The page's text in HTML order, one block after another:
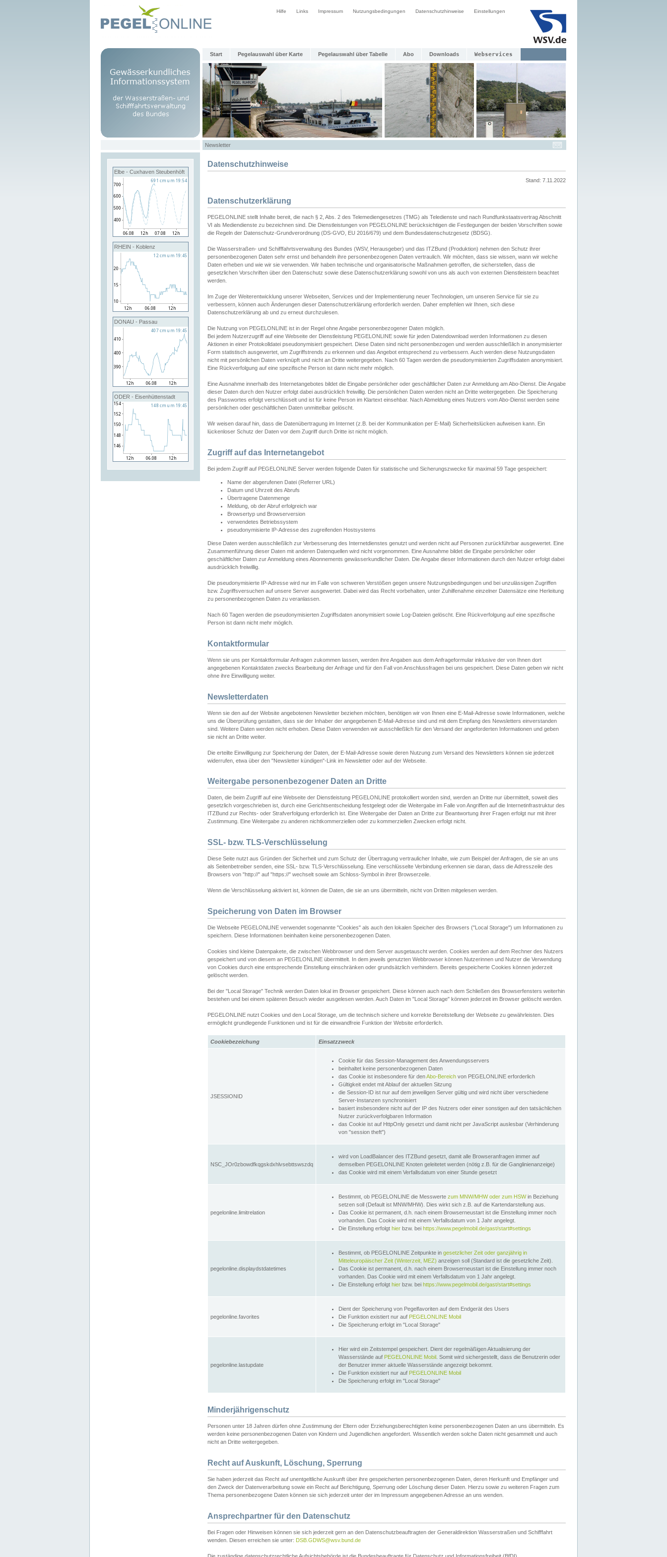
Hilfe Links Impressum Nutzungsbedingungen Datenschutzhinweise Einstellungen
Start Pegelauswahl über Karte Pegelauswahl über Tabelle Abo Downloads Webservices
Newsletter
Elbe - Cuxhaven Steubenhöft
RHEIN - Koblenz
DONAU - Passau
ODER - Eisenhüttenstadt
Datenschutzhinweise
Stand: 7.11.2022
Datenschutzerklärung
PEGELONLINE stellt Inhalte bereit, die nach § 2, Abs. 2 des Telemediengesetzes (TMG) als Teledienste und nach Rundfunkstaatsvertrag Abschnitt
VI als Mediendienste zu bezeichnen sind. Die Dienstleistungen von PEGELONLINE berücksichtigen die Festlegungen der beiden Vorschriften sowie
die Regeln der Datenschutz-Grundverordnung (DS-GVO, EU 2016/679) und dem Bundesdatenschutzgesetz (BDSG).
Die Wasserstraßen- und Schifffahrtsverwaltung des Bundes (WSV, Herausgeber) und das ITZBund (Produktion) nehmen den Schutz ihrer
personenbezogenen Daten sehr ernst und behandeln ihre personenbezogenen Daten vertraulich. Wir möchten, dass sie wissen, wann wir welche
Daten erheben und wie wir sie verwenden. Wir haben technische und organisatorische Maßnahmen getroffen, die sicherstellen, dass die
gesetzlichen Vorschriften über den Datenschutz sowie diese Datenschutzerklärung sowohl von uns als auch von externen Dienstleistern beachtet
werden.
Im Zuge der Weiterentwicklung unserer Webseiten, Services und der Implementierung neuer Technologien, um unseren Service für sie zu
verbessern, können auch Änderungen dieser Datenschutzerklärung erforderlich werden. Daher empfehlen wir Ihnen, sich diese
Datenschutzerklärung ab und zu erneut durchzulesen.
Die Nutzung von PEGELONLINE ist in der Regel ohne Angabe personenbezogener Daten möglich.
Bei jedem Nutzerzugriff auf eine Webseite der Dienstleistung PEGELONLINE sowie für jeden Datendownload werden Informationen zu diesen
Aktionen in einer Protokolldatei pseudonymisiert gespeichert. Diese Daten sind nicht personenbezogen und werden ausschließlich in anonymisierter
Form statistisch ausgewertet, um Zugriffstrends zu erkennen und das Angebot entsprechend zu verbessern. Auch werden diese Nutzungsdaten
nicht mit persönlichen Daten verknüpft und nicht an Dritte weitergegeben. Nach 60 Tagen werden die pseudonymisierten Zugriffsdaten anonymisiert.
Eine Rückverfolgung auf eine spezifische Person ist dann nicht mehr möglich.
Eine Ausnahme innerhalb des Internetangebotes bildet die Eingabe persönlicher oder geschäftlicher Daten zur Anmeldung am Abo-Dienst. Die Angabe
dieser Daten durch den Nutzer erfolgt dabei ausdrücklich freiwillig. Die persönlichen Daten werden nicht an Dritte weitergegeben. Die Speicherung
des Passwortes erfolgt verschlüsselt und ist für keine Person im Klartext einsehbar. Nach Abmeldung eines Nutzers vom Abo-Dienst werden seine
persönlichen oder geschäftlichen Daten unmittelbar gelöscht.
Wir weisen darauf hin, dass die Datenübertragung im Internet (z.B. bei der Kommunikation per E-Mail) Sicherheitslücken aufweisen kann. Ein
lückenloser Schutz der Daten vor dem Zugriff durch Dritte ist nicht möglich.
Zugriff auf das Internetangebot
Bei jedem Zugriff auf PEGELONLINE Server werden folgende Daten für statistische und Sicherungszwecke für maximal 59 Tage gespeichert:
Name der abgerufenen Datei (Referrer URL)
Datum und Uhrzeit des Abrufs
Übertragene Datenmenge
Meldung, ob der Abruf erfolgreich war
Browsertyp und Browserversion
verwendetes Betriebssystem
pseudonymisierte IP-Adresse des zugreifenden Hostsystems
Diese Daten werden ausschließlich zur Verbesserung des Internetdienstes genutzt und werden nicht auf Personen zurückführbar ausgewertet. Eine
Zusammenführung dieser Daten mit anderen Datenquellen wird nicht vorgenommen. Eine Ausnahme bildet die Eingabe persönlicher oder
geschäftlicher Daten zur Anmeldung eines Abonnements gewässerkundlicher Daten. Die Angabe dieser Informationen durch den Nutzer erfolgt dabei
ausdrücklich freiwillig.
Die pseudonymisierte IP-Adresse wird nur im Falle von schweren Verstößen gegen unsere Nutzungsbedingungen und bei unzulässigen Zugriffen
bzw. Zugriffsversuchen auf unsere Server ausgewertet. Dabei wird das Recht vorbehalten, unter Zuhilfenahme einzelner Datensätze eine Herleitung
zu personenbezogenen Daten zu veranlassen.
Nach 60 Tagen werden die pseudonymisierten Zugriffsdaten anonymisiert sowie Log-Dateien gelöscht. Eine Rückverfolgung auf eine spezifische
Person ist dann nicht mehr möglich.
Kontaktformular
Wenn sie uns per Kontaktformular Anfragen zukommen lassen, werden ihre Angaben aus dem Anfrageformular inklusive der von Ihnen dort
angegebenen Kontaktdaten zwecks Bearbeitung der Anfrage und für den Fall von Anschlussfragen bei uns gespeichert. Diese Daten geben wir nicht
ohne ihre Einwilligung weiter.
Newsletterdaten
Wenn sie den auf der Website angebotenen Newsletter beziehen möchten, benötigen wir von Ihnen eine E-Mail-Adresse sowie Informationen, welche
uns die Überprüfung gestatten, dass sie der Inhaber der angegebenen E-Mail-Adresse sind und mit dem Empfang des Newsletters einverstanden
sind. Weitere Daten werden nicht erhoben. Diese Daten verwenden wir ausschließlich für den Versand der angeforderten Informationen und geben
sie nicht an Dritte weiter.
Die erteilte Einwilligung zur Speicherung der Daten, der E-Mail-Adresse sowie deren Nutzung zum Versand des Newsletters können sie jederzeit
widerrufen, etwa über den "Newsletter kündigen"-Link im Newsletter oder auf der Webseite.
Weitergabe personenbezogener Daten an Dritte
Daten, die beim Zugriff auf eine Webseite der Dienstleistung PEGELONLINE protokolliert worden sind, werden an Dritte nur übermittelt, soweit dies
gesetzlich vorgeschrieben ist, durch eine Gerichtsentscheidung festgelegt oder die Weitergabe im Falle von Angriffen auf die Internetinfrastruktur des
ITZBund zur Rechts- oder Strafverfolgung erforderlich ist. Eine Weitergabe der Daten an Dritte zur Beantwortung ihrer Fragen erfolgt nur mit ihrer
Zustimmung. Eine Weitergabe zu anderen nichtkommerziellen oder zu kommerziellen Zwecken erfolgt nicht.
SSL- bzw. TLS-Verschlüsselung
Diese Seite nutzt aus Gründen der Sicherheit und zum Schutz der Übertragung vertraulicher Inhalte, wie zum Beispiel der Anfragen, die sie an uns
als Seitenbetreiber senden, eine SSL- bzw. TLS-Verschlüsselung. Eine verschlüsselte Verbindung erkennen sie daran, dass die Adresszeile des
Browsers von "http://" auf "https://" wechselt sowie am Schloss-Symbol in ihrer Browserzeile.
Wenn die Verschlüsselung aktiviert ist, können die Daten, die sie an uns übermitteln, nicht von Dritten mitgelesen werden.
Speicherung von Daten im Browser
Die Webseite PEGELONLINE verwendet sogenannte "Cookies" als auch den lokalen Speicher des Browsers ("Local Storage") um Informationen zu
speichern. Diese Informationen beinhalten keine personenbezogenen Daten.
Cookies sind kleine Datenpakete, die zwischen Webbrowser und dem Server ausgetauscht werden. Cookies werden auf dem Rechner des Nutzers
gespeichert und von diesem an PEGELONLINE übermittelt. In dem jeweils genutzten Webbrowser können Nutzerinnen und Nutzer die Verwendung
von Cookies durch eine entsprechende Einstellung einschränken oder grundsätzlich verhindern. Bereits gespeicherte Cookies können jederzeit
gelöscht werden.
Bei der "Local Storage" Technik werden Daten lokal im Browser gespeichert. Diese können auch nach dem Schließen des Browserfensters weiterhin
bestehen und bei einem späteren Besuch wieder ausgelesen werden. Auch Daten im "Local Storage" können jederzeit im Browser gelöscht werden.
PEGELONLINE nutzt Cookies und den Local Storage, um die technisch sichere und korrekte Bereitstellung der Webseite zu gewährleisten. Dies
ermöglicht grundlegende Funktionen und ist für die einwandfreie Funktion der Website erforderlich.
Cookiebezeichung Einsatzzweck
JSESSIONID
Cookie für das Session-Management des Anwendungsservers
beinhaltet keine personenbezogenen Daten
das Cookie ist insbesondere für denAbo-Bereich von PEGELONLINE erforderlich
Gültigkeit endet mit Ablauf der aktuellen Sitzung
die Session-ID ist nur auf dem jeweiligen Server gültig und wird nicht über verschiedene
Server-Instanzen synchronisiert
basiert insbesondere nicht auf der IP des Nutzers oder einer sonstigen auf den tatsächlichen
Nutzer zurückverfolgbaren Information
das Cookie ist auf HttpOnly gesetzt und damit nicht per JavaScript auslesbar (Verhinderung
von "session theft")
NSC_JOr0zbowdfkqgskdxhlvsebttswszdq
wird von LoadBalancer des ITZBund gesetzt, damit alle Browseranfragen immer auf
demselben PEGELONLINE Knoten geleitetet werden (nötig z.B. für die Ganglinienanzeige)
das Cookie wird mit einem Verfallsdatum von einer Stunde gesetzt
pegelonline.limitrelation
Bestimmt, ob PEGELONLINE die Messwerte zum MNW/MHW oder zum HSWin Beziehung
setzen soll (Default ist MNW/MHW). Dies wirkt sich z.B. auf die Kartendarstellung aus.
Das Cookie ist permanent, d.h. nach einem Browserneustart ist die Einstellung immer noch
vorhanden. Das Cookie wird mit einem Verfallsdatum von 1 Jahr angelegt.
Die Einstellung erfolgt hier bzw. bei https://www.pegelmobil.de/gast/start#settings
pegelonline.displaydstdatetimes
Bestimmt, ob PEGELONLINE Zeitpunkte in gesetzlicher Zeit oder ganzjährig in
Mitteleuropäischer Zeit (Winterzeit, MEZ) anzeigen soll (Standard ist die gesetzliche Zeit).
Das Cookie ist permanent, d.h. nach einem Browserneustart ist die Einstellung immer noch
vorhanden. Das Cookie wird mit einem Verfallsdatum von 1 Jahr angelegt.
Die Einstellung erfolgt hier bzw. bei https://www.pegelmobil.de/gast/start#settings
pegelonline.favorites
Dient der Speicherung von Pegelfavoriten auf dem Endgerät des Users
Die Funktion existiert nur auf PEGELONLINE Mobil
Die Speicherung erfolgt im "Local Storage"
pegelonline.lastupdate
Hier wird ein Zeitstempel gespeichert. Dient der regelmäßigen Aktualisierung der
Wasserstände auf PEGELONLINE Mobil . Somit wird sichergestellt, dass die Benutzerin oder
der Benutzer immer aktuelle Wasserstände angezeigt bekommt.
Die Funktion existiert nur auf PEGELONLINE Mobil
Die Speicherung erfolgt im "Local Storage"
Minderjährigenschutz
Personen unter 18 Jahren dürfen ohne Zustimmung der Eltern oder Erziehungsberechtigten keine personenbezogenen Daten an uns übermitteln. Es
werden keine personenbezogenen Daten von Kindern und Jugendlichen angefordert. Wissentlich werden solche Daten nicht gesammelt und auch
nicht an Dritte weitergegeben.
Recht auf Auskunft, Löschung, Sperrung
Sie haben jederzeit das Recht auf unentgeltliche Auskunft über ihre gespeicherten personenbezogenen Daten, deren Herkunft und Empfänger und
den Zweck der Datenverarbeitung sowie ein Recht auf Berichtigung, Sperrung oder Löschung dieser Daten. Hierzu sowie zu weiteren Fragen zum
Thema personenbezogene Daten können sie sich jederzeit unter der im Impressum angegebenen Adresse an uns wenden.
Ansprechpartner für den Datenschutz
Bei Fragen oder Hinweisen können sie sich jederzeit gern an den Datenschutzbeauftragten der Generaldirektion Wasserstraßen und Schifffahrt
wenden. Diesen erreichen sie unter: DSB.GDWS@wsv.bund.de